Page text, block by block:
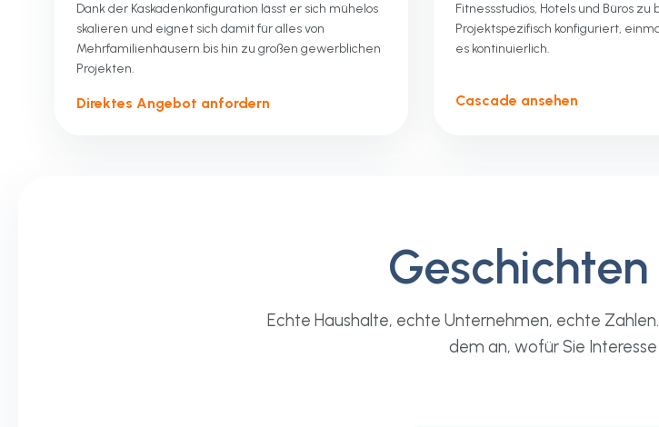
Dank der Kaskadenkonfiguration lässt er sich mühelos
skalieren und eignet sich damit für alles von
Mehrfamilienhäusern bis hin zu großen gewerblichen
Projekten.
Direktes Angebot anfordern
Fitnessstudios, Hotels und Büros zu
Projektspezifisch konfiguriert,
es kontinuierlich.
Cascade ansehen
Echte Haushalte, echte Unternehmen, echte
dem an, wofür Sie